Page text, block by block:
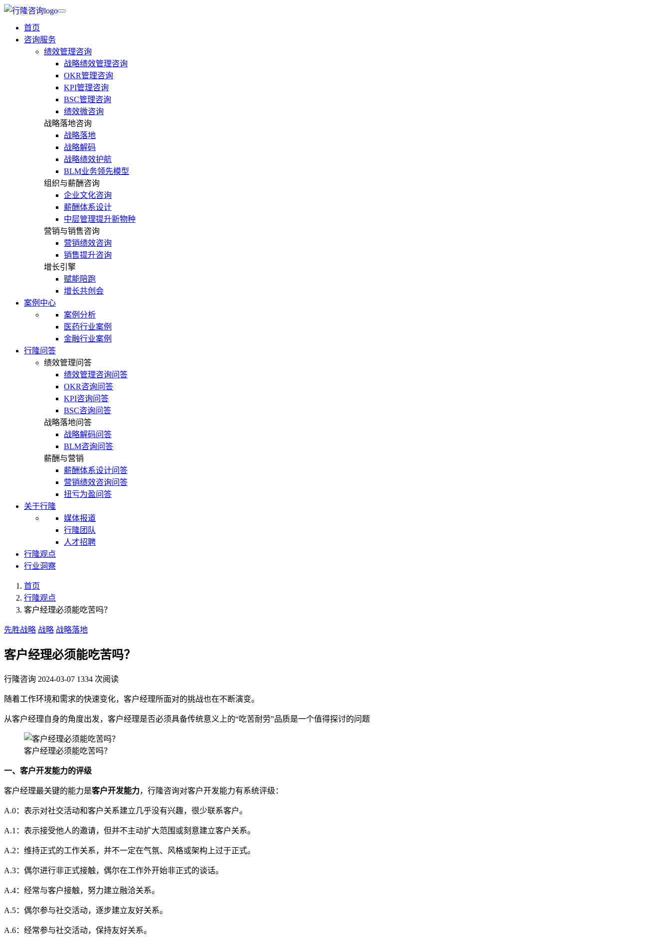
首页
咨询服务
绩效管理咨询
战略绩效管理咨询
OKR管理咨询
KPI管理咨询
BSC管理咨询
绩效微咨询
战略落地咨询
战略落地
战略解码
战略绩效护航
BLM业务领先模型
组织与薪酬咨询
企业文化咨询
薪酬体系设计
中层管理提升新物种
营销与销售咨询
营销绩效咨询
销售提升咨询
增长引擎
赋能陪跑
增长共创会
案例中心
案例分析
医药行业案例
金融行业案例
行隆问答
绩效管理问答
绩效管理咨询问答
OKR咨询问答
KPI咨询问答
BSC咨询问答
战略落地问答
战略解码问答
BLM咨询问答
薪酬与营销
薪酬体系设计问答
营销绩效咨询问答
扭亏为盈问答
关于行隆
媒体报道
行隆团队
人才招聘
行隆观点
行业洞察
首页
行隆观点
客户经理必须能吃苦吗？
先胜战略 战略 战略落地
客户经理必须能吃苦吗？
行隆咨询 2024-03-07 1334 次阅读
随着工作环境和需求的快速变化，客户经理所面对的挑战也在不断演变。
从客户经理自身的角度出发，客户经理是否必须具备传统意义上的“吃苦耐劳”品质是一个值得探讨的问题
客户经理必须能吃苦吗？
一、 客户开发能力的评级
客户经理最关键的能力是客户开发能力，行隆咨询对客户开发能力有系统评级：
A.0：表示对社交活动和客户关系建立几乎没有兴趣，很少联系客户。
A.1：表示接受他人的邀请，但并不主动扩大范围或刻意建立客户关系。
A.2：维持正式的工作关系，并不一定在气氛、风格或架构上过于正式。
A.3：偶尔进行非正式接触，偶尔在工作外开始非正式的谈话。
A.4：经常与客户接触，努力建立融洽关系。
A.5：偶尔参与社交活动，逐步建立友好关系。
A.6：经常参与社交活动，保持友好关系。